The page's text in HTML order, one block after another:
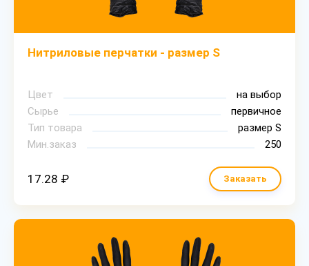
Нитриловые перчатки - размер S
Цвет
на выбор
Сырье
первичное
Тип товара
размер S
Мин.заказ
250
17.28 ₽ Заказать